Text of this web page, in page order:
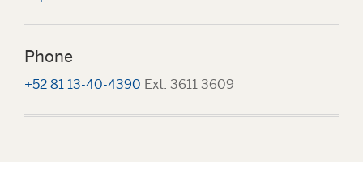
Phone
+52 81 13-40-4390 Ext. 3611 3609